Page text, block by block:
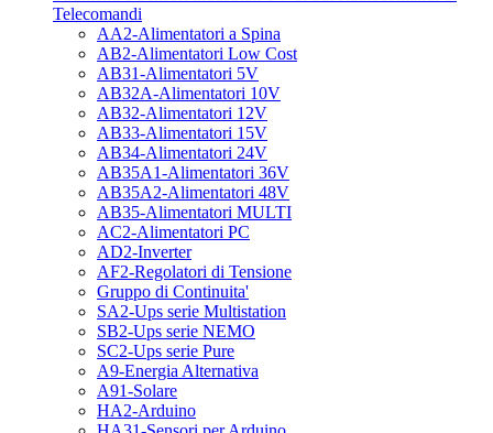
Telecomandi
AA2-Alimentatori a Spina
AB2-Alimentatori Low Cost
AB31-Alimentatori 5V
AB32A-Alimentatori 10V
AB32-Alimentatori 12V
AB33-Alimentatori 15V
AB34-Alimentatori 24V
AB35A1-Alimentatori 36V
AB35A2-Alimentatori 48V
AB35-Alimentatori MULTI
AC2-Alimentatori PC
AD2-Inverter
AF2-Regolatori di Tensione
Gruppo di Continuita'
SA2-Ups serie Multistation
SB2-Ups serie NEMO
SC2-Ups serie Pure
A9-Energia Alternativa
A91-Solare
HA2-Arduino